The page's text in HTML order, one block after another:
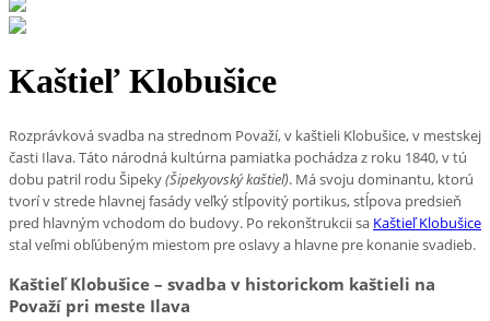
Kaštieľ Klobušice
Rozprávková svadba na strednom Považí, v kaštieli Klobušice, v mestskej
časti Ilava. Táto národná kultúrna pamiatka pochádza z roku 1840, v tú
dobu patril rodu Šipeky(Šipekyovský kaštieľ). Má svoju dominantu, ktorú
tvorí v strede hlavnej fasády veľký stĺpovitý portikus, stĺpova predsieň
pred hlavným vchodom do budovy. Po rekonštrukcii sa Kaštieľ Klobušice
stal veľmi obľúbeným miestom pre oslavy a hlavne pre konanie svadieb.
Kaštieľ Klobušice – svadba v historickom kaštieli na
Považí pri meste Ilava